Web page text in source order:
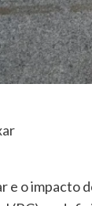
e o impacto